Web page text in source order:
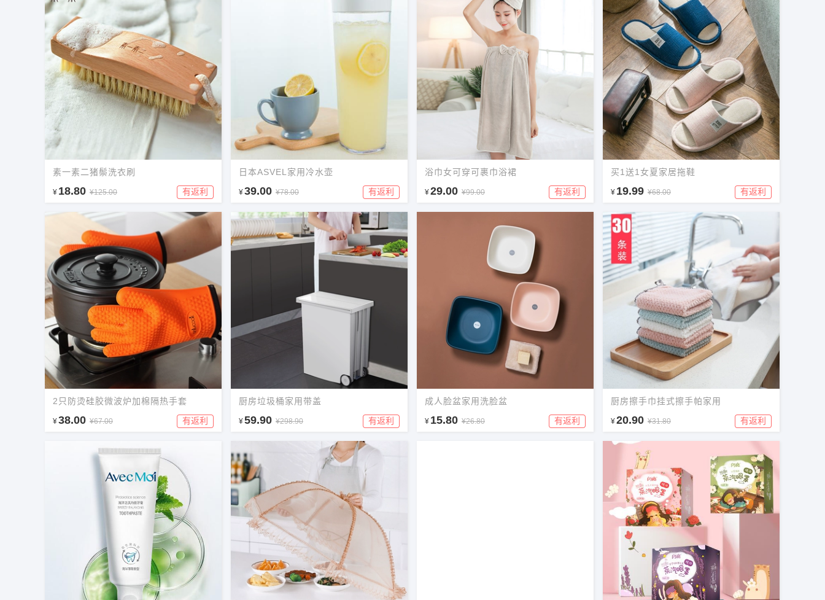
素一素二猪鬃洗衣刷
¥ 18.80 ¥125.00 有返利
日本ASVEL家用冷水壶
¥39.00 ¥78.00 有返利
浴巾女可穿可裹巾浴裙
¥29.00 ¥99.00 有返利
买1送1女夏家居拖鞋
¥ 19.99 ¥68.00 有返利
2只防烫硅胶微波炉加棉隔热手套
¥38.00 ¥67.00 有返利
厨房垃圾桶家用带盖
¥59.90 ¥298.90 有返利
成人脸盆家用洗脸盆
¥ 15.80 ¥26.80 有返利
厨房擦手巾挂式擦手帕家用
¥20.90 ¥31.80 有返利